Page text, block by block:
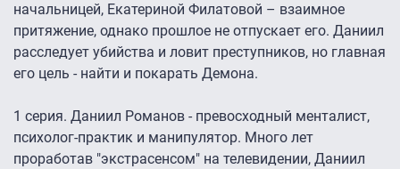
начальницей, Екатериной Филатовой – взаимное
притяжение, однако прошлое не отпускает его. Даниил
расследует убийства и ловит преступников, но главная
его цель - найти и покарать Демона.
1 серия. Даниил Романов - превосходный менталист,
психолог-практик и манипулятор. Много лет
проработав "экстрасенсом" на телевидении, Даниил